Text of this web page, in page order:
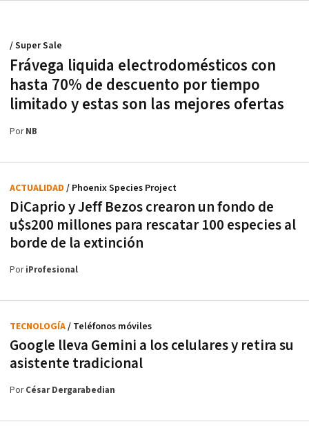
Frávega liquida electrodomésticos con
hasta 70% de descuento por tiempo
limitado y estas son las mejores ofertas
/ Super Sale
PorNB
DiCaprio y Jeff Bezos crearon un fondo de
u$s200 millones para rescatar 100 especies al
borde de la extinción
ACTUALIDAD / Phoenix Species Project
PoriProfesional
Google lleva Gemini a los celulares y retira su
asistente tradicional
TECNOLOGÍA/ Teléfonos móviles
PorCésar Dergarabedian